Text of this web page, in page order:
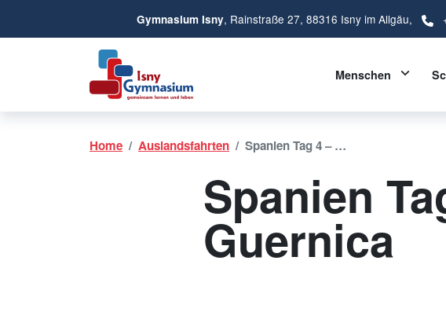
Gymnasium Isny, Rainstraße 27, 88316 Isny im Allgäu,
Menschen
Home Auslandsfahrten Spanien Tag 4 – …
Spanien
Guernica